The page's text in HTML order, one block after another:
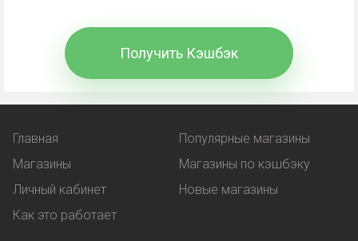
Промокод- комбинация символов, вводимая при
оформлении покупки. В обмен покупатель
получает выгоду:
услугу, предоставляемая бонусом -
например, бесплатная доставка.
Получить Кэшбэк
Главная
Магазины
Личный кабинет
Как это работает
Популярные магазины
Магазины по кэшбэку
Новые магазины